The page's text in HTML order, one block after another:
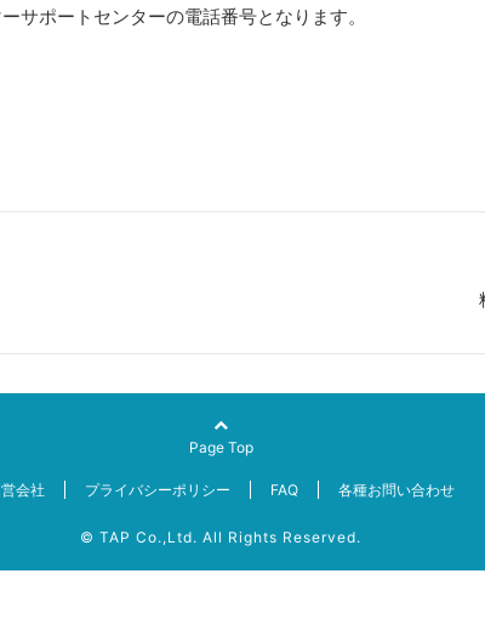
サポートセンターの電話番号となります。
Page Top
会社 プライバシーポリシー FAQ 各種お問い合わせ
© TAP Co.,Ltd. All Rights Reserved.